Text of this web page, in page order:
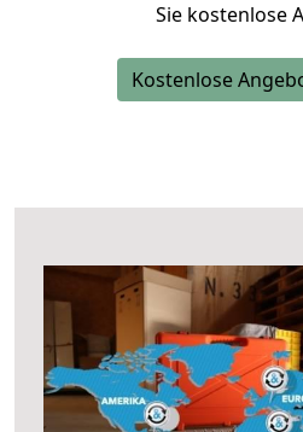
Sie kostenlose
Kostenlose